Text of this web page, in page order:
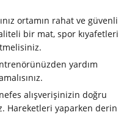
ortamın rahat ve güvenli
bir mat, spor kıyafetleri
yardım
alışverişinizin doğru
Hareketleri yaparken derin